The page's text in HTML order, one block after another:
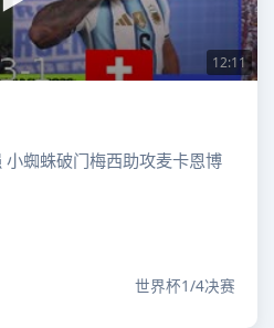
12:11
蜘蛛破门梅西助攻麦卡恩博
世界杯1/4决赛